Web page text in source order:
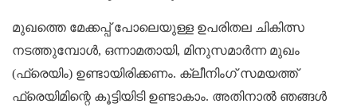
മുഖത്തെ മേക്കപ്പ് പോലെയുള്ള ഉപരിതല ചികിത്സ
നടത്തുമ്പോൾ, ഒന്നാമതായി, മിനുസമാർന്ന മുഖം
(ഫ്രെയിം) ഉണ്ടായിരിക്കണം. ക്ലീനിംഗ് സമയത്ത്
ഫ്രെയിമിന്റെ കൂട്ടിയിടി ഉണ്ടാകാം. അതിനാൽ ഞങ്ങൾ